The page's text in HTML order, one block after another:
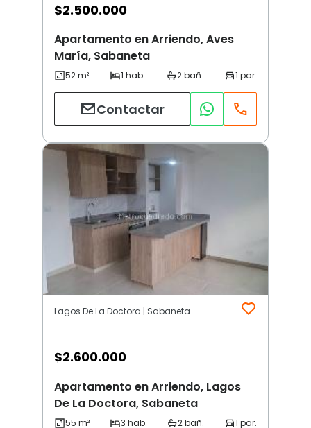
$2.500.000
Apartamento en Arriendo, Aves
María, Sabaneta
Contactar
Lagos De La Doctora | Sabaneta
$2.600.000
Apartamento en Arriendo, Lagos
De La Doctora, Sabaneta